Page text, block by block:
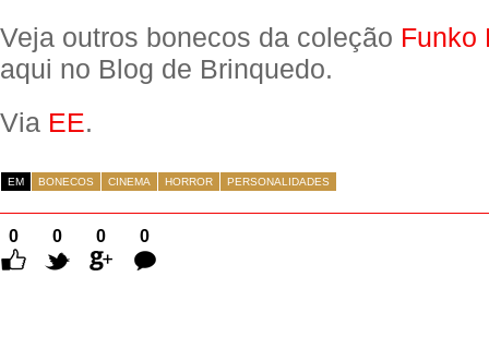
Veja outros bonecos da coleção Funko
aqui no Blog de Brinquedo.
Via EE.
EM BONECOS CINEMA HORROR PERSONALIDADES
0 0 0
0
Comentários